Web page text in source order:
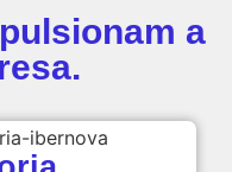
a